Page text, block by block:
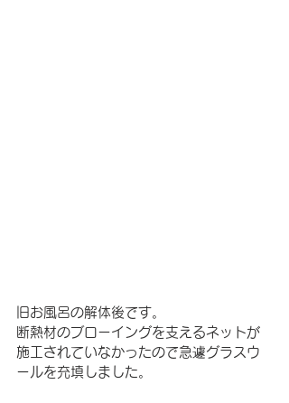
旧お風呂の解体後です。
断熱材のブローイングを支えるネットが
施工されていなかったので急遽グラスウ
ールを充填しました。